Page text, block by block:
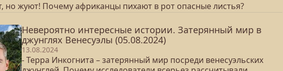
но жуют! Почему африканцы пихают в рот опасные листья?
Невероятно интересные истории. Затерянный мир в
джунглях Венесуэлы (05.08.2024)
13.08.2024
- Терра Инкогнита – затерянный мир посреди венесуэльских